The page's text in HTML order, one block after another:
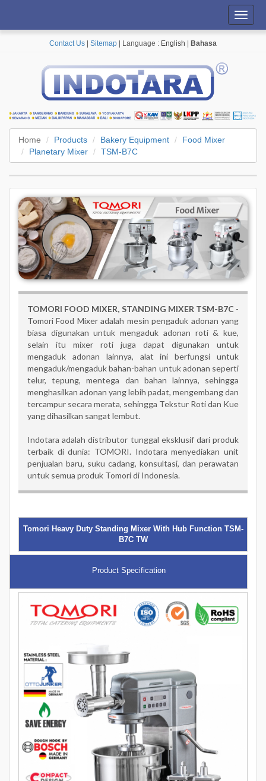
Contact Us Sitemap | Language : English Bahasa
Home Products Bakery Equipment
Food Mixer
Planetary Mixer
TSM-B7C
TOMORI FOOD MIXER, STANDING MIXER TSM-B7C -
Tomori Food Mixer adalah mesin pengaduk adonan yang
biasa digunakan untuk mengaduk adonan roti & kue,
selain itu mixer roti juga dapat digunakan untuk
mengaduk adonan lainnya, alat ini berfungsi untuk
mengaduk/mengaduk bahan-bahan untuk adonan seperti
telur, tepung, mentega dan bahan lainnya, sehingga
menghasilkan adonan yang lebih padat, mengembang dan
tercampur secara merata, sehingga Tekstur Roti dan Kue
yang dihasilkan sangat lembut.
Indotara adalah distributor tunggal eksklusif dari produk
terbaik di dunia: TOMORI. Indotara menyediakan unit
penjualan baru, suku cadang, konsultasi, dan perawatan
untuk semua produk Tomori di Indonesia.
Tomori Heavy Duty Standing Mixer With Hub Function TSM-
B7C TW
Product Specification